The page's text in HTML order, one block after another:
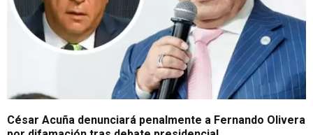
César Acuña denunciará penalmente a Fernando Olivera